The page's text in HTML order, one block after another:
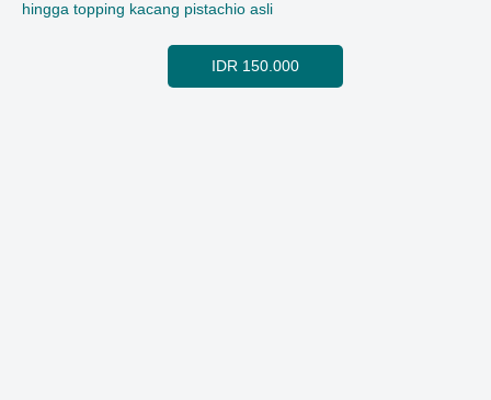
hingga topping kacang pistachio asli
IDR 150.000